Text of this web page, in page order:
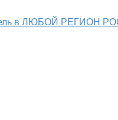
в ЛЮБОЙ РЕГИОН